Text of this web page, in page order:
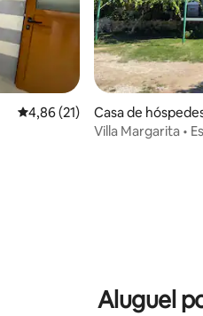
4,86 de uma avaliação média
4,86 (21)
Casa de
Villa Margarita •
Aluguel